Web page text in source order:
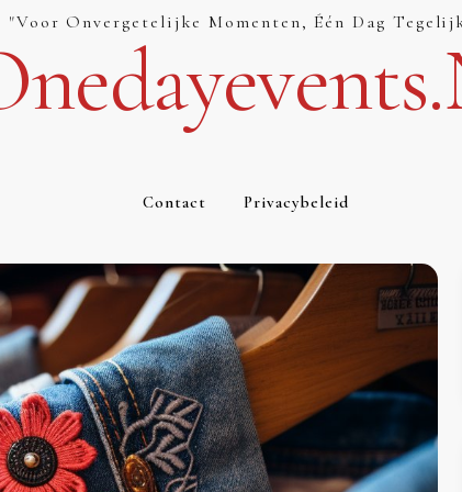
"Voor Onvergetelijke Momenten, Één Dag
Contact Privacybeleid